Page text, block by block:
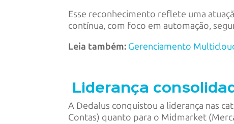
Esse reconhecimento reflete uma
contínua, com foco em automação,
Leia também: Gerenciamento
Liderança
A Dedalus conquistou a liderança nas
Contas) quanto para o Midmarket